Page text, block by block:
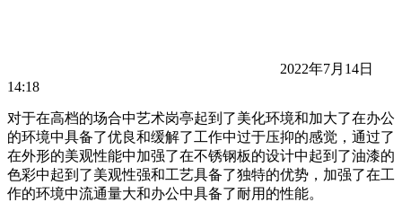
2022年7月14日
14:18
对于在高档的场合中艺术岗亭起到了美化环境和加大了在办公
的环境中具备了优良和缓解了工作中过于压抑的感觉，通过了
在外形的美观性能中加强了在不锈钢板的设计中起到了油漆的
色彩中起到了美观性强和工艺具备了独特的优势，加强了在工
作的环境中流通量大和办公中具备了耐用的性能。